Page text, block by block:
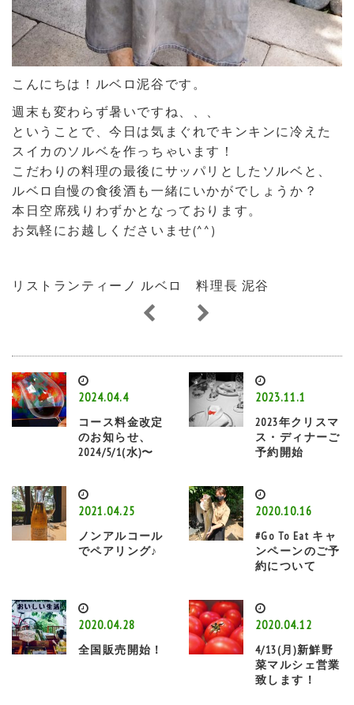
こんにちは！ルベロ泥谷です。
週末も変わらず暑いですね、、、
ということで、今日は気まぐれでキンキンに冷えた
スイカのソルベを作っちゃいます！
こだわりの料理の最後にサッパリとしたソルベと、
ルベロ自慢の食後酒も一緒にいかがでしょうか？
本日空席残りわずかとなっております。
お気軽にお越しくださいませ(^^)
リストランティーノ ルベロ 料理長 泥谷
2024.04.4
コース料金改定
のお知らせ、
2024/5/1(水)〜
2023.11.1
2023年クリスマ
ス・ディナーご
予約開始
2021.04.25
ノンアルコール
でペアリング♪
2020.10.16
#Go To Eat キャ
ンペーンのご予
約について
2020.04.28
全国販売開始！
2020.04.12
4/13(月)新鮮野
菜マルシェ営業
致します！